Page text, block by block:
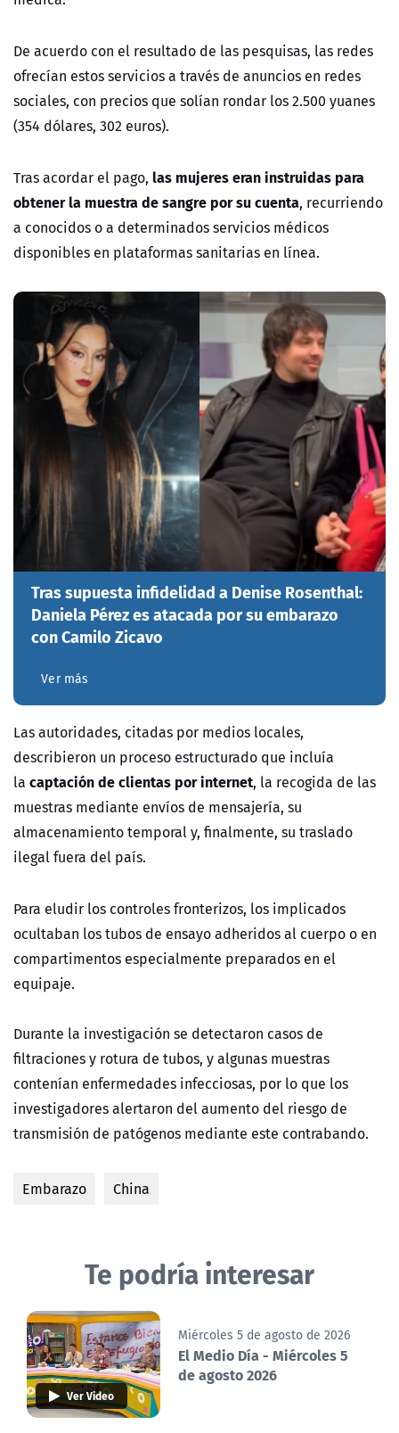
De acuerdo con el resultado de las pesquisas, las redes
ofrecían estos servicios a través de anuncios en redes
sociales, con precios que solían rondar los 2.500 yuanes
(354 dólares, 302 euros).
Tras acordar el pago, las mujeres eran instruidas para
obtener la muestra de sangre por su cuenta, recurriendo
a conocidos o a determinados servicios médicos
disponibles en plataformas sanitarias en línea.
Tras supuesta infidelidad a Denise Rosenthal:
Daniela Pérez es atacada por su embarazo
con Camilo Zicavo
Ver más
Las autoridades, citadas por medios locales,
describieron un proceso estructurado que incluía
la captación de clientas por internet, la recogida de las
muestras mediante envíos de mensajería, su
almacenamiento temporal y, finalmente, su traslado
ilegal fuera del país.
Para eludir los controles fronterizos, los implicados
ocultaban los tubos de ensayo adheridos al cuerpo o en
compartimentos especialmente preparados en el
equipaje.
Durante la investigación se detectaron casos de
filtraciones y rotura de tubos, y algunas muestras
contenían enfermedades infecciosas, por lo que los
investigadores alertaron del aumento del riesgo de
transmisión de patógenos mediante este contrabando.
Embarazo China
Te podría interesar
Ver Video
Miércoles 5 de agosto de 2026
El Medio Día - Miércoles 5
de agosto 2026